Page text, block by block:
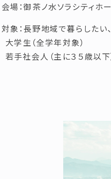
会場：御茶ノ水ソラシティホ
対象：長野地域で暮らしたい
大学生（全学年対象）
若手社会人（主に３５歳以下